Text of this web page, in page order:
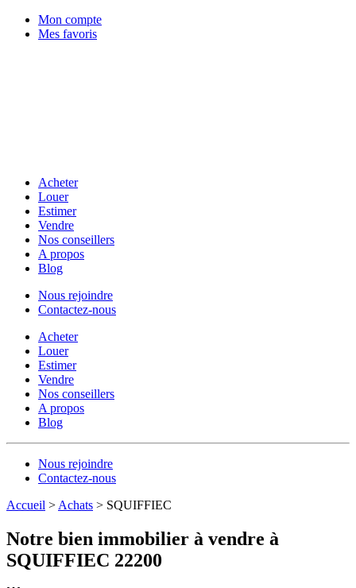
Mon compte
Mes favoris
Acheter
Louer
Estimer
Vendre
Nos conseillers
A propos
Blog
Nous rejoindre
Contactez-nous
Acheter
Louer
Estimer
Vendre
Nos conseillers
A propos
Blog
Nous rejoindre
Contactez-nous
Accueil > Achats > SQUIFFIEC
Notre bien immobilier à vendre à
SQUIFFIEC 22200